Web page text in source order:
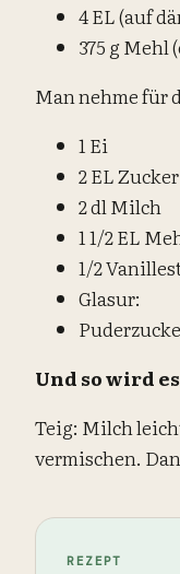
4 EL (auf
375 g Mehl
Man nehme für
1 Ei
2 EL Zucker
2 dl Milch
1 1/2 EL
1/2
Glasur:
Und so wird
Teig: Milch
vermischen.
REZEPT